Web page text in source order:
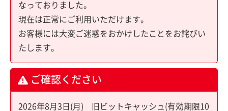
なっておりました。
現在は正常にご利用いただけます。
お客様には大変ご迷惑をおかけしたことをお詫びい
たします。
ご確認ください
2026年8月3日(月) 旧ビットキャッシュ(有効期限10